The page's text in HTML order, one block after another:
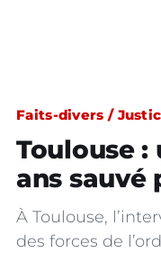
Faits-divers /
Toulouse :
ans sauvé
À Toulouse,
des forces de